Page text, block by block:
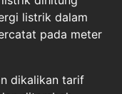
listrik dalam
pada meter
dikalikan tarif